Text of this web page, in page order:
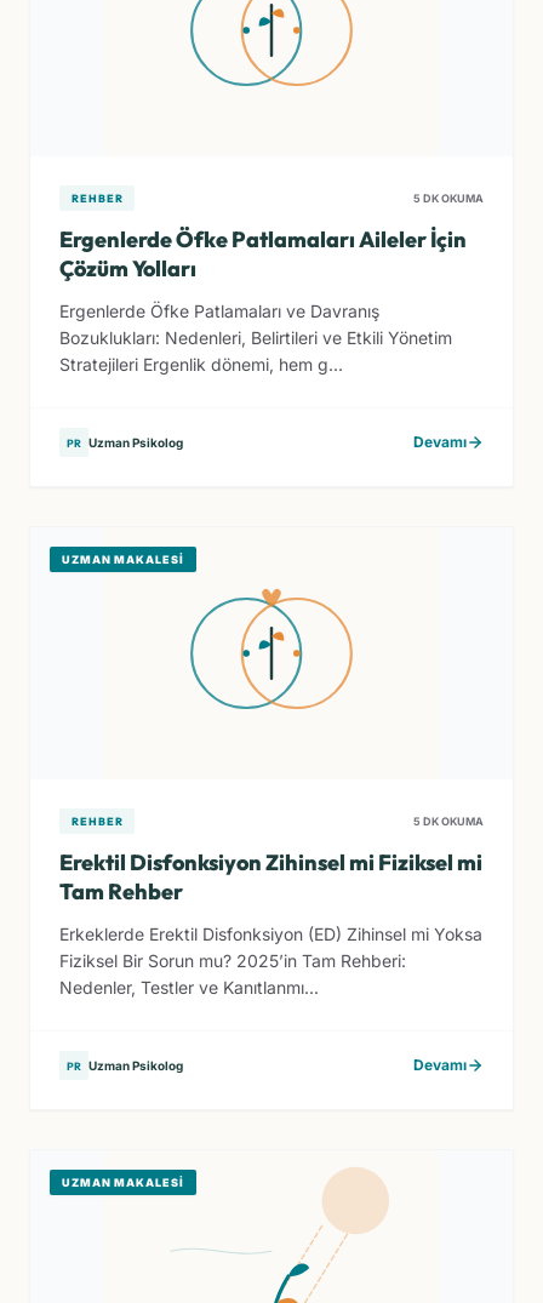
REHBER 5 DK OKUMA
Ergenlerde Öfke Patlamaları Aileler İçin
Çözüm Yolları
Ergenlerde Öfke Patlamaları ve Davranış
Bozuklukları: Nedenleri, Belirtileri ve Etkili Yönetim
Stratejileri Ergenlik dönemi, hem g...
PR Uzman Psikolog Devamı
UZMAN MAKALESI
REHBER 5 DK OKUMA
Erektil Disfonksiyon Zihinsel mi Fiziksel mi
Tam Rehber
Erkeklerde Erektil Disfonksiyon (ED) Zihinsel mi Yoksa
Fiziksel Bir Sorun mu? 2025’in Tam Rehberi:
Nedenler, Testler ve Kanıtlanmı...
PR Uzman Psikolog Devamı
UZMAN MAKALESI